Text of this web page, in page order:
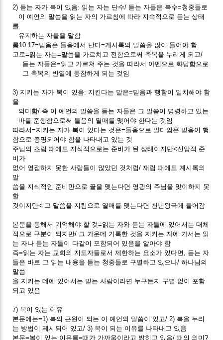
2) 듣는 자가 복이 있음: 읽는 자는 단수/ 듣는 자들은 복수=청중들로
이 예언의 말씀을 읽는 자의 가르침에 따라 지속적으로 듣는 상태
를
유지하는 자들을 말함
롬10:17=믿음은 들음에서 난다=계시록의 말씀을 많이 들어야 함
고로=읽는 자는=말씀을 가르치고 전함으로써 축복을 누리게 되고/
듣는 자들은=읽고 가르쳐 주는 것을 따라서 아멘으로 화답함으로
그 축복의 반열에 동참하게 되는 것임
3) 지키는 자가 복이 있음: 지킨다는 말은=믿음과 행함이 일치해야 함
을
의미함/ 즉 이 예언의 말씀을 듣는 자들은 그 말씀이 명령하고 있는
바를 준행함으로써 들음의 열매를 맺어야 한다는 것임
따라서=지키는 자가 복이 있다는 것은=들음으로 말미암은 믿음이 행
함으로 증명되어야 함을 나타내고 있는 것
주님의 초림 때에도 지식적으로는 준비가 된 상태이지만<신앙적 준
비가
없어 영접하지 못한 사람들이 많았던 것처럼/ 재림 때에도 계시록의
말
씀을 지식적인 준비만으로 끝을 맺는다면 영광의 주님을 맞이하지 못
할
것이지만< 그 말씀을 지킴으로 열매를 맺는다면 천년왕국에 들어감
본문을 통해서 기억해야 할 것=읽는 자와 듣는 자들에 있어서는 대체
적으로 구분이 되지만/ 그 가운데 기록한 것을 지키는 자에 가서는 읽
는 자나 듣는 자들이 다같이 포함되어 있음을 알아야 함
즉=읽는 자는 교회의 지도자들로서 제한하는 요소가 있다면, 듣는 자
들은 바로 그 읽는 내용을 듣는 청중들로 구별하고 있으나/ 하나님의
말씀
을 지키는 데에 있어서는 믿는 사람이라면 누구든지 구별 없이 포함
되고 있음
7) 복이 있는 이유
본문에는=1) 복의 근원이 되는 이 예언의 말씀이 있고/ 2) 복을 누리
는 방법이 제시되어 있고/ 3) 복이 되는 이유를 나타내고 있음
본문=복이 있는 이유를=때가 가까움이라고 밝히고 있음/ 때의 의미?